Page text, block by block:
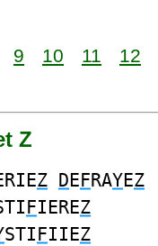
9 10 11 12
Z
Z DEFRAYEZ
FIEREZ
STIFIIEZ